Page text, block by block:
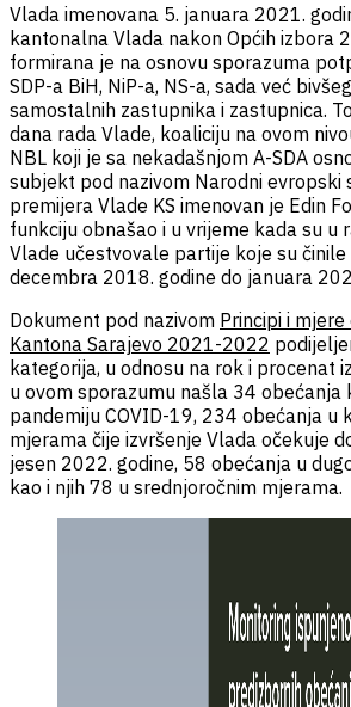
Vlada imenovana 5. januara 2021.
kantonalna Vlada nakon Općih izbora
formirana je na osnovu sporazuma
SDP-a BiH, NiP-a, NS-a, sada već
samostalnih zastupnika i zastupnica.
dana rada Vlade, koaliciju na ovom
NBL koji je sa nekadašnjom A-SDA
subjekt pod nazivom Narodni evropski
premijera Vlade KS imenovan je Edin
funkciju obnašao i u vrijeme kada su u
Vlade učestvovale partije koje su činile
decembra 2018. godine do januara
Dokument pod nazivom Principi i
Kantona Sarajevo 2021-2022
kategorija, u odnosu na rok i procenat
u ovom sporazumu našla 34 obećanja
pandemiju COVID-19, 234 obećanja u
mjerama čije izvršenje Vlada očekuje
jesen 2022. godine, 58 obećanja u
kao i njih 78 u srednjoročnim mjerama.